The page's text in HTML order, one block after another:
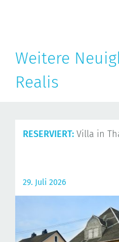
Weitere
Realis
RESERVIERT: Villa in
29. Juli 2026